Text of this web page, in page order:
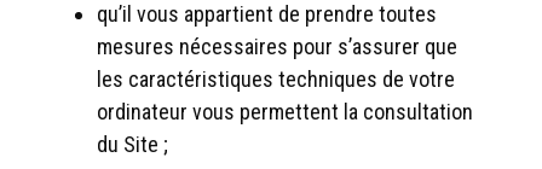
qu’il vous appartient de prendre toutes
mesures nécessaires pour s’assurer que
les caractéristiques techniques de votre
ordinateur vous permettent la consultation
du Site ;